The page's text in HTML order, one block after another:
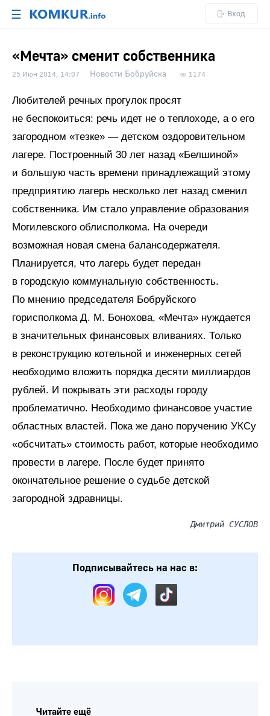
☰ Вход
«Мечта» сменит собственника
25 Июн 2014, 14:07 Новости Бобруйска 1174
Любителей речных прогулок просят
не беспокоиться: речь идет не о теплоходе, а о его
загородном «тезке» — детском оздоровительном
лагере. Построенный 30 лет назад «Белшиной»
и большую часть времени принадлежащий этому
предприятию лагерь несколько лет назад сменил
собственника. Им стало управление образования
Могилевского облисполкома. На очереди
возможная новая смена балансодержателя.
Планируется, что лагерь будет передан
в городскую коммунальную собственность.
По мнению председателя Бобруйского
горисполкома Д. М. Бонохова, «Мечта» нуждается
в значительных финансовых вливаниях. Только
в реконструкцию котельной и инженерных сетей
необходимо вложить порядка десяти миллиардов
рублей. И покрывать эти расходы городу
проблематично. Необходимо финансовое участие
областных властей. Пока же дано поручению УКСу
«обсчитать» стоимость работ, которые необходимо
провести в лагере. После будет принято
окончательное решение о судьбе детской
загородной здравницы.
Дмитрий СУСЛОВ
Подписывайтесь на нас в: